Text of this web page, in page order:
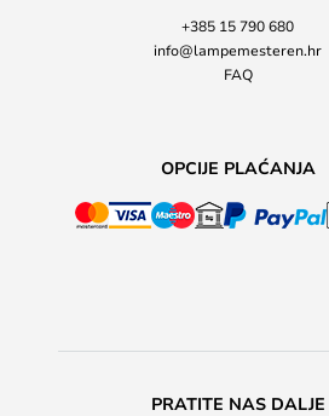
+385 15 790 680
info@lampemesteren.hr
FAQ
OPCIJE PLAĆANJA
PRATITE NAS DALJE